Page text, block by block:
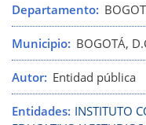
Departamento
Municipio BOGOTÁ,
Autor Entidad pública
Entidades INSTITUTO